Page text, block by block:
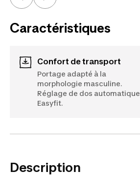
Caractéristiques
Confort de transport
Portage adapté à la
morphologie masculine.
Réglage de dos automatique
Easyfit.
Description